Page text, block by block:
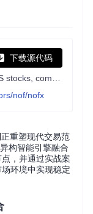
下载源代码
nof/nofx
重塑现代交易范
构智能引擎融合
，并通过实战案
环境中实现稳定